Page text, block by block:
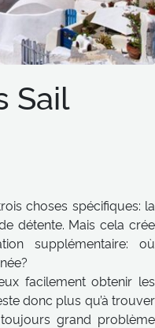
Sail
choses spécifiques: la
détente. Mais cela crée
supplémentaire: où
facilement obtenir les
donc plus qu’à trouver
grand problème